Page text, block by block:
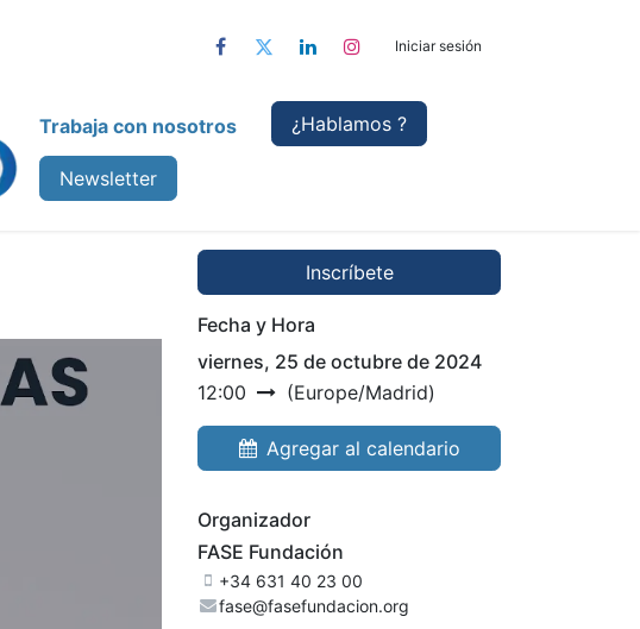
Iniciar sesión
Trabaja con nosotros ¿Hablamos ?
Newsletter
Inscríbete
Fecha y Hora
viernes, 25 de octubre de 2024
12:00
(Europe/Madrid)
Agregar al calendario
Organizador
FASE Fundación
+34 631 40 23 00
fase@fasefundacion.org